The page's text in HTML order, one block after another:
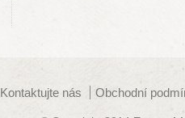
Kontaktujte nás Obchodní